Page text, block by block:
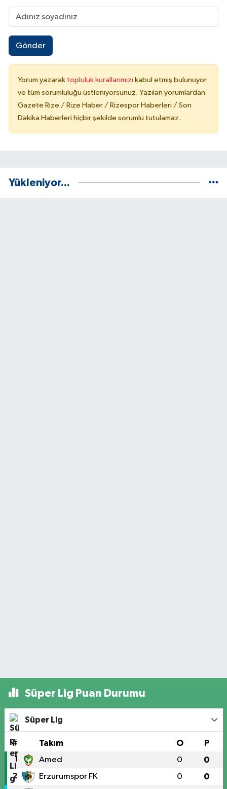
Gönder
Yorum yazarak topluluk kurallarımızı kabul etmiş bulunuyor
ve tüm sorumluluğu üstleniyorsunuz. Yazılan yorumlardan
Gazete Rize / Rize Haber / Rizespor Haberleri / Son
Dakika Haberleri hiçbir şekilde sorumlu tutulamaz.
Yükleniyor...
Süper Lig Puan Durumu
Süper Lig
# Takım O P
1 Amed 0 0
2 Erzurumspor FK 0 0